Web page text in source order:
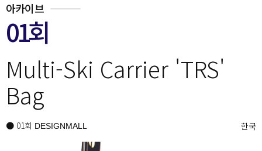
아카이브
01회
Multi-Ski Carrier 'TRS'
Bag
● 01회 DESIGNMALL 한국